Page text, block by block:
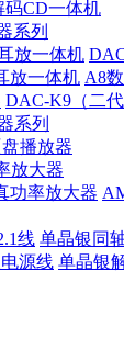
码CD一体机
系列
放一体机
放一体机 A8
DAC-K9（二
系列
播放器
放大器
功率放大器
线 单晶银同
源线 单晶银